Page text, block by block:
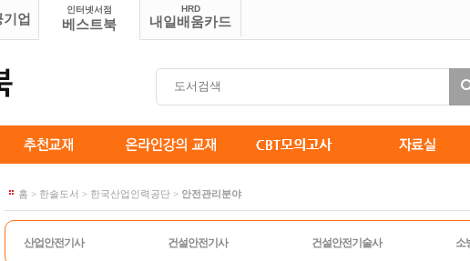
업
인터넷서점
베스트북
HRD
내일배움카드
홈 > 한솔도서 > 한국산업인력공단 > 안전관리분야
산업안전기사 건설안전기사 건설안전기술사 소